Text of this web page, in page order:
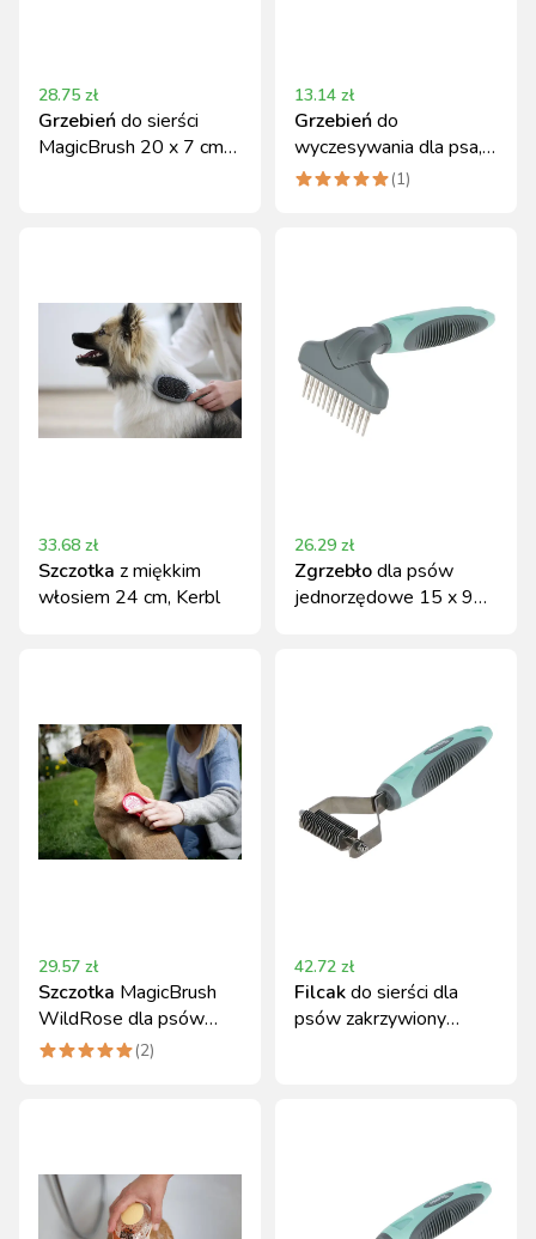
28.75 zł
Grzebieńdo sierści
MagicBrush 20 x 7 cm
13.14 zł
Grzebieńdo
wyczesywania dla psa,
włosy grube, Kerbl
(1)
33.68 zł
Szczotka z miękkim
włosiem 24 cm, Kerbl
26.29 zł
Zgrzebłodla psów
jednorzędowe 15 x 9
29.57 zł
Szczotka MagicBrush
WildRose dla psów
krótkowłosych i
(2)
42.72 zł
Filcakdo sierści dla
psów zakrzywiony